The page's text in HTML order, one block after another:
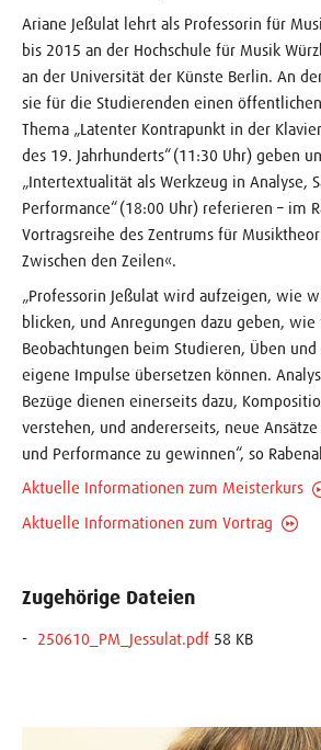
Ariane Jeßulat lehrt als Professorin für
bis 2015 an der Hochschule für Musik
an der Universität der Künste Berlin. An
sie für die Studierenden einen
Thema „Latenter Kontrapunkt in der
des 19. Jahrhunderts“ (11:30 Uhr) geben
„Intertextualität als Werkzeug in Analyse,
Performance“ (18:00 Uhr) referieren – im
Vortragsreihe des Zentrums für
Zwischen den Zeilen«.
„Professorin Jeßulat wird aufzeigen, wie
blicken, und Anregungen dazu geben,
Beobachtungen beim Studieren, Üben
eigene Impulse übersetzen können.
Bezüge dienen einerseits dazu,
verstehen, und andererseits, neue
und Performance zu gewinnen“, so
Aktuelle Informationen zum Meisterkurs
Aktuelle Informationen zum Vortrag
Zugehörige Dateien
250610_PM_Jessulat.pdf 58 KB